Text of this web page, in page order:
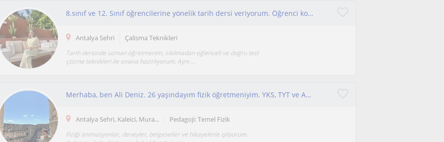
8.sınıf ve 12. Sınıf öğrencilerine yönelik tarih dersi veriyorum. Öğrenci koçluğu ile tüm derslerinizi planlıyorum.
Antalya Sehri Çalisma Teknikleri
Tarih dersinde uzman öğretmenim, sıkılmadan eğlenceli ve doğru test
çözme teknikleri ile sınava hazırlıyorum. Aynı ...
Merhaba, ben Ali Deniz. 26 yaşındayım fizik öğretmeniyim. YKS, TYT ve AYT sınavlarına yönelik dersler vermekteyim.
Antalya Sehri, Kaleici, Mura... Pedagoji: Temel Fizik
Fiziği animasyonlar, deneyler, belgeseller ve hikayelerle işliyorum.